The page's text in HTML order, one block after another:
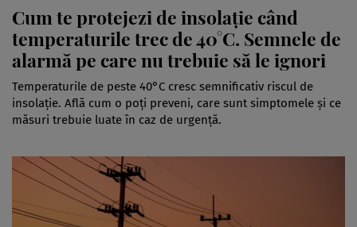
Cum te protejezi de insolație când
temperaturile trec de 40°C. Semnele de
alarmă pe care nu trebuie să le ignori
Temperaturile de peste 40°C cresc semnificativ riscul de
insolație. Află cum o poți preveni, care sunt simptomele și ce
măsuri trebuie luate în caz de urgență.